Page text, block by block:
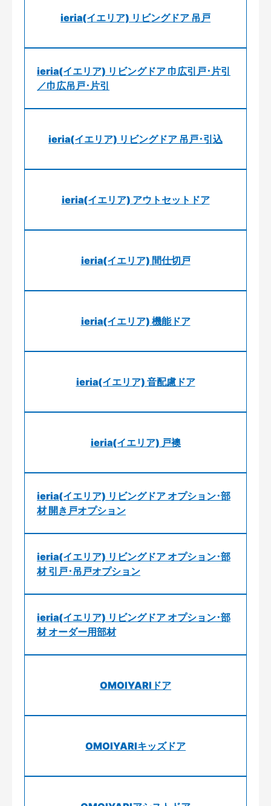
ieria(イエリア) リビングドア 吊戸
ieria(イエリア) リビングドア 巾広引戸･片引
／巾広吊戸･片引
ieria(イエリア) リビングドア 吊戸･引込
ieria(イエリア) アウトセットドア
ieria(イエリア) 間仕切戸
ieria(イエリア) 機能ドア
ieria(イエリア) 音配慮ドア
ieria(イエリア) 戸襖
ieria(イエリア) リビングドア オプション･部
材 開き戸オプション
ieria(イエリア) リビングドア オプション･部
材 引戸･吊戸オプション
ieria(イエリア) リビングドア オプション･部
材 オーダー用部材
OMOIYARIドア
OMOIYARIキッズドア